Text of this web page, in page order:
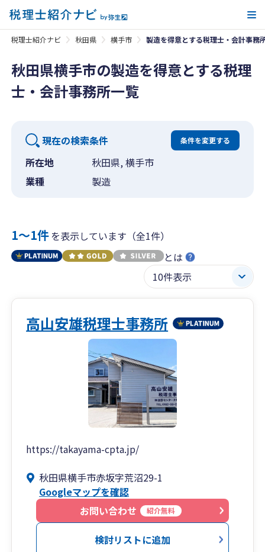
税理士紹介ナビ 秋田県 横手市 製造を得意とする税理士・会計事務
秋田県横手市の製造を得意とする税理
士・会計事務所一覧
現在の検索条件 条件を変更する
所在地
秋田県, 横手市
業種
製造
1〜1件を表示しています（全1件）
とは
高山安雄税理士事務所
https://takayama-cpta.jp/
秋田県横手市赤坂字荒沼29-1
Googleマップを確認
お問い合わせ
紹介無料
検討リストに追加